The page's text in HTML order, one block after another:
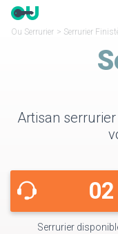
Ou Serrurier > Serrurier
Artisan
Serrurier